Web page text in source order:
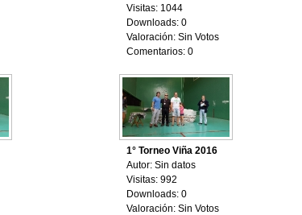
Visitas: 1044
Downloads: 0
Valoración: Sin Votos
Comentarios: 0
1° Torneo Viña 2016
Autor: Sin datos
Visitas: 992
Downloads: 0
Valoración: Sin Votos